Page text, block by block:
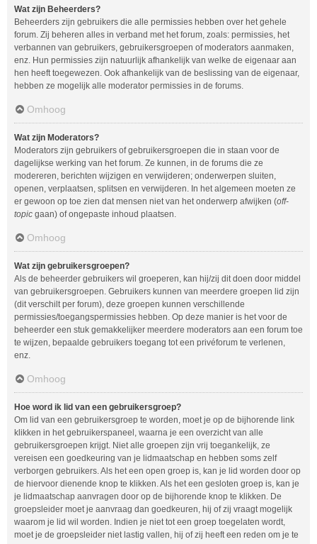
Wat zijn Beheerders?
Beheerders zijn gebruikers die alle permissies hebben over het gehele
forum. Zij beheren alles in verband met het forum, zoals: permissies, het
verbannen van gebruikers, gebruikersgroepen of moderators aanmaken,
enz. Hun permissies zijn natuurlijk afhankelijk van welke de eigenaar aan
hen heeft toegewezen. Ook afhankelijk van de beslissing van de eigenaar,
hebben ze mogelijk alle moderator permissies in de forums.
Omhoog
Wat zijn Moderators?
Moderators zijn gebruikers of gebruikersgroepen die in staan voor de
dagelijkse werking van het forum. Ze kunnen, in de forums die ze
modereren, berichten wijzigen en verwijderen; onderwerpen sluiten,
openen, verplaatsen, splitsen en verwijderen. In het algemeen moeten ze
er gewoon op toe zien dat mensen niet van het onderwerp afwijken (off-
topic gaan) of ongepaste inhoud plaatsen.
Omhoog
Wat zijn gebruikersgroepen?
Als de beheerder gebruikers wil groeperen, kan hij/zij dit doen door middel
van gebruikersgroepen. Gebruikers kunnen van meerdere groepen lid zijn
(dit verschilt per forum), deze groepen kunnen verschillende
permissies/toegangspermissies hebben. Op deze manier is het voor de
beheerder een stuk gemakkelijker meerdere moderators aan een forum toe
te wijzen, bepaalde gebruikers toegang tot een privéforum te verlenen,
enz.
Omhoog
Hoe word ik lid van een gebruikersgroep?
Om lid van een gebruikersgroep te worden, moet je op de bijhorende link
klikken in het gebruikerspaneel, waarna je een overzicht van alle
gebruikersgroepen krijgt. Niet alle groepen zijn vrij toegankelijk, ze
vereisen een goedkeuring van je lidmaatschap en hebben soms zelf
verborgen gebruikers. Als het een open groep is, kan je lid worden door op
de hiervoor dienende knop te klikken. Als het een gesloten groep is, kan je
je lidmaatschap aanvragen door op de bijhorende knop te klikken. De
groepsleider moet je aanvraag dan goedkeuren, hij of zij vraagt mogelijk
waarom je lid wil worden. Indien je niet tot een groep toegelaten wordt,
moet je de groepsleider niet lastig vallen, hij of zij heeft een reden om je te